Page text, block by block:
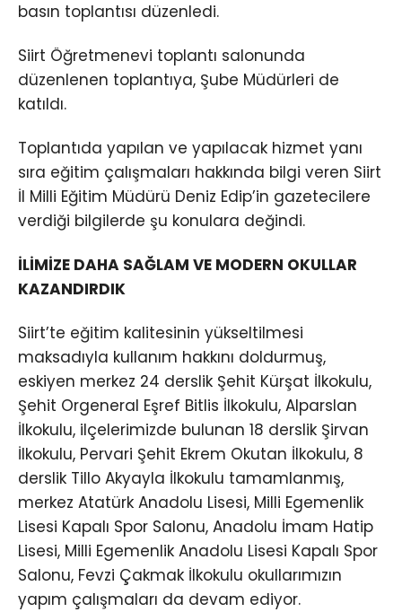
basın toplantısı düzenledi.
Siirt Öğretmenevi toplantı salonunda
düzenlenen toplantıya, Şube Müdürleri de
katıldı.
Toplantıda yapılan ve yapılacak hizmet yanı
sıra eğitim çalışmaları hakkında bilgi veren Siirt
İl Milli Eğitim Müdürü Deniz Edip’in gazetecilere
verdiği bilgilerde şu konulara değindi.
İLİMİZE DAHA SAĞLAM VE MODERN OKULLAR
KAZANDIRDIK
Siirt’te eğitim kalitesinin yükseltilmesi
maksadıyla kullanım hakkını doldurmuş,
eskiyen merkez 24 derslik Şehit Kürşat İlkokulu,
Şehit Orgeneral Eşref Bitlis İlkokulu, Alparslan
İlkokulu, ilçelerimizde bulunan 18 derslik Şirvan
İlkokulu, Pervari Şehit Ekrem Okutan İlkokulu, 8
derslik Tillo Akyayla İlkokulu tamamlanmış,
merkez Atatürk Anadolu Lisesi, Milli Egemenlik
Lisesi Kapalı Spor Salonu, Anadolu İmam Hatip
Lisesi, Milli Egemenlik Anadolu Lisesi Kapalı Spor
Salonu, Fevzi Çakmak İlkokulu okullarımızın
yapım çalışmaları da devam ediyor.